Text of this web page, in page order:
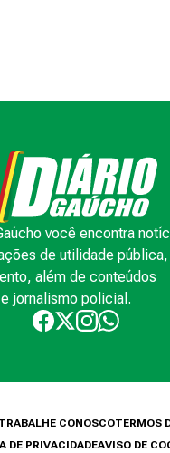
você encontra
de utilidade
além de conteúdos
jornalismo policial.
CONOSCOTERMOS
DE PRIVACIDADEAVISO DE